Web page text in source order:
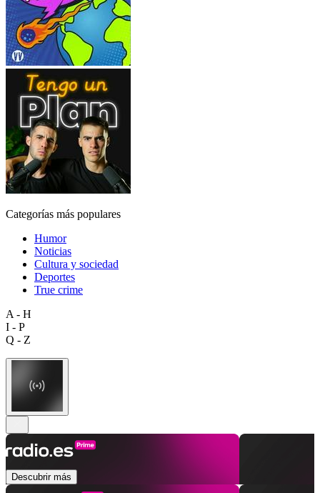
Categorías más populares
Humor
Noticias
Cultura y sociedad
Deportes
True crime
A - H
I - P
Q - Z
Descubrir más